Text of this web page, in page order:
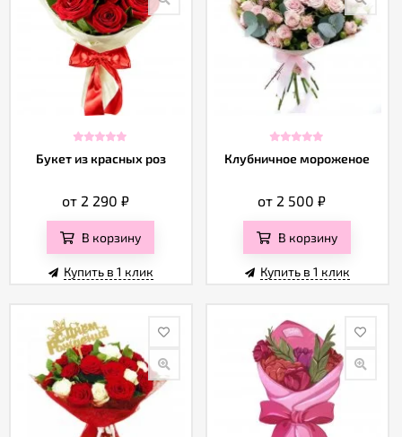
Политика
конфиденциальности
Букет из красных роз
от 2 290 ₽
В корзину
Купить в 1 клик
Клубничное мороженое
от 2 500₽
В корзину
Купить в 1 клик